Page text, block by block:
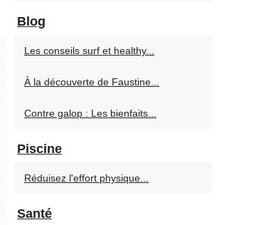
Blog
Les conseils surf et healthy...
À la découverte de Faustine...
Contre galop : Les bienfaits...
Piscine
Réduisez l'effort physique...
Santé